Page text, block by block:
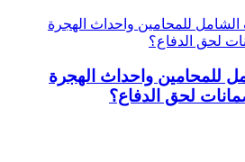
للمحامين واحداث الهجرة
لحق الدفاع؟